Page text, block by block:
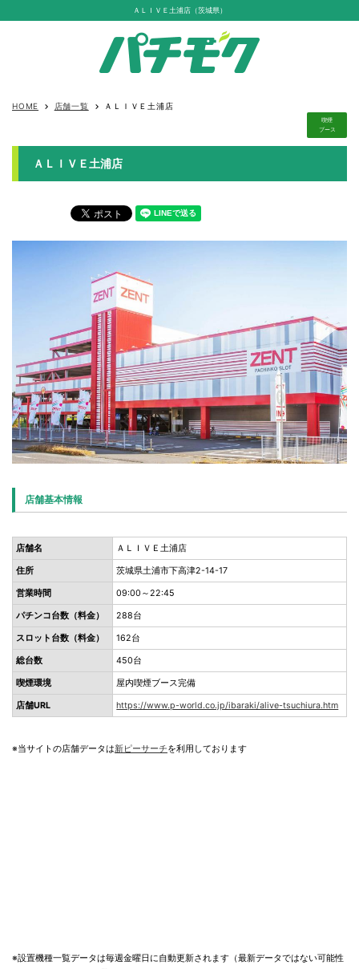
ＡＬＩＶＥ土浦店（茨城県）
HOME keyboard_arrow_right 店舗一覧 keyboard_arrow_right ＡＬＩＶＥ土浦店
喫煙
ブース
ＡＬＩＶＥ土浦店
店舗基本情報
店舗名 ＡＬＩＶＥ土浦店
住所 茨城県土浦市下高津2-14-17
営業時間 09:00～22:45
パチンコ台数（料金） 288台
スロット台数（料金） 162台
総台数 450台
喫煙環境 屋内喫煙ブース完備
店舗URL https://www.p-world.co.jp/ibaraki/alive-tsuchiura.htm
※当サイトの店舗データは新ピーサーチを利用しております
※設置機種一覧データは毎週金曜日に自動更新されます（最新データではない可能性